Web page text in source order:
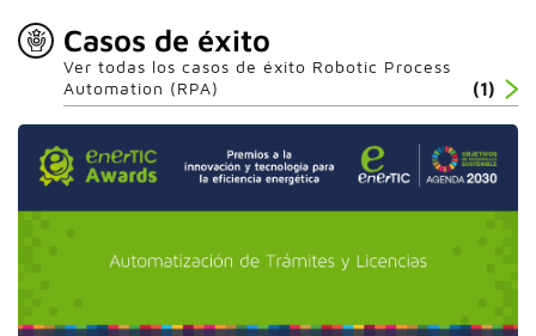
Casos de éxito
Ver todas los casos de éxito Robotic Process
Automation (RPA)
(1)